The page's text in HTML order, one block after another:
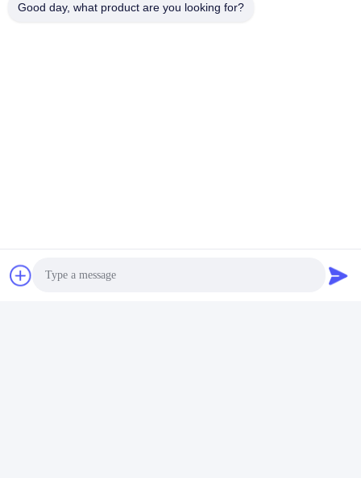
De Moderne Tegel Van De Badkamersvloer
Good day, what product are you looking for?